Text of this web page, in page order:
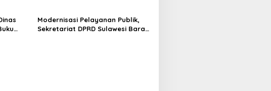
Modernisasi Pelayanan Publik,
Sekretariat DPRD Sulawesi Barat